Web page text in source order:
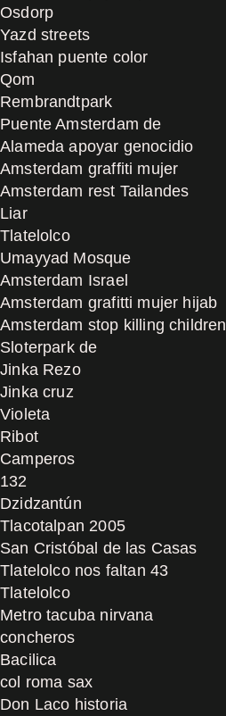
Osdorp
Yazd streets
Isfahan puente color
Qom
Rembrandtpark
Puente Amsterdam de
Alameda apoyar genocidio
Amsterdam graffiti mujer
Amsterdam rest Tailandes
Liar
Tlatelolco
Umayyad Mosque
Amsterdam Israel
Amsterdam grafitti mujer hijab
Amsterdam stop killing children
Sloterpark de
Jinka Rezo
Jinka cruz
Violeta
Ribot
Camperos
132
Dzidzantún
Tlacotalpan 2005
San Cristóbal de las Casas
Tlatelolco nos faltan 43
Tlatelolco
Metro tacuba nirvana
concheros
Bacilica
col roma sax
Don Laco historia